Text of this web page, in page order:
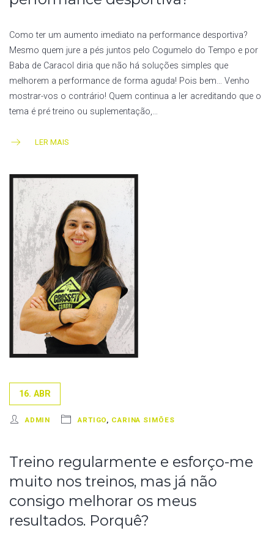
Como ter um aumento imediato na performance desportiva?
Mesmo quem jure a pés juntos pelo Cogumelo do Tempo e por
Baba de Caracol diria que não há soluções simples que
melhorem a performance de forma aguda! Pois bem… Venho
mostrar-vos o contrário! Quem continua a ler acreditando que o
tema é pré treino ou suplementação,…
LER MAIS
16. ABR
ADMIN ARTIGO, CARINA SIMÕES
Treino regularmente e esforço-me
muito nos treinos, mas já não
consigo melhorar os meus
resultados. Porquê?